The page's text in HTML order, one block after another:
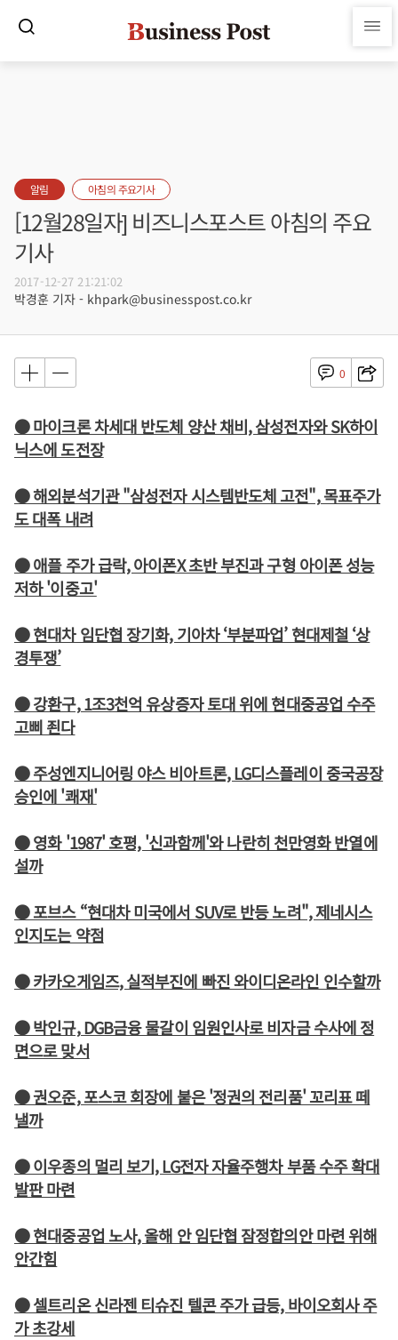
알림 아침의 주요기사
[12월28일자] 비즈니스포스트 아침의 주요
기사
2017-12-27 21:21:02
박경훈 기자 - khpark@businesspost.co.kr
0
● 마이크론 차세대 반도체 양산 채비, 삼성전자와 SK하이
닉스에 도전장
● 해외분석기관 "삼성전자 시스템반도체 고전", 목표주가
도 대폭 내려
● 애플 주가 급락, 아이폰X 초반 부진과 구형 아이폰 성능
저하 '이중고'
● 현대차 임단협 장기화, 기아차 ‘부분파업’ 현대제철 ‘상
경투쟁’
● 강환구, 1조3천억 유상증자 토대 위에 현대중공업 수주
고삐 죈다
● 주성엔지니어링 야스 비아트론, LG디스플레이 중국공장
승인에 '쾌재'
● 영화 '1987' 호평, '신과함께'와 나란히 천만영화 반열에
설까
● 포브스 “현대차 미국에서 SUV로 반등 노려", 제네시스
인지도는 약점
● 카카오게임즈, 실적부진에 빠진 와이디온라인 인수할까
● 박인규, DGB금융 물갈이 임원인사로 비자금 수사에 정
면으로 맞서
● 권오준, 포스코 회장에 붙은 '정권의 전리품' 꼬리표 떼
낼까
● 이우종의 멀리 보기, LG전자 자율주행차 부품 수주 확대
발판 마련
● 현대중공업 노사, 올해 안 임단협 잠정합의안 마련 위해
안간힘
● 셀트리온 신라젠 티슈진 텔콘 주가 급등, 바이오회사 주
가 초강세